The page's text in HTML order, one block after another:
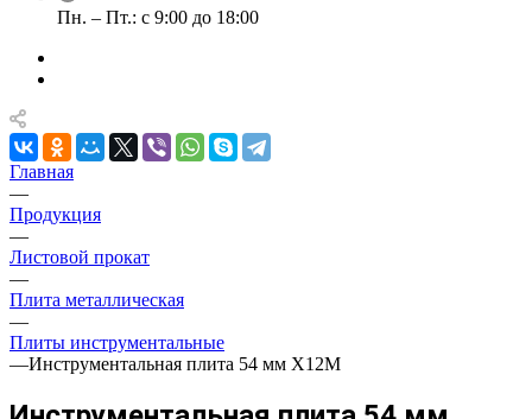
Пн. – Пт.: с 9:00 до 18:00
Главная
—
Продукция
—
Листовой прокат
—
Плита металлическая
—
Плиты инструментальные
—Инструментальная плита 54 мм Х12М